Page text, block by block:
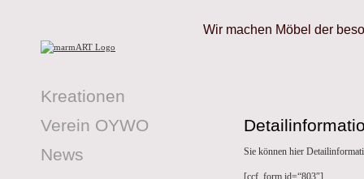
Kreationen
Verein OYWO
News
Wir machen Möbel der
Sie können hier
[ccf_form id=“803″]